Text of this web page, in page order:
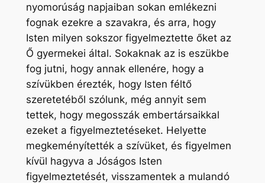
nyomorúság napjaiban sokan emlékezni
fognak ezekre a szavakra, és arra, hogy
Isten milyen sokszor figyelmeztette őket az
Ő gyermekei által. Sokaknak az is eszükbe
fog jutni, hogy annak ellenére, hogy a
szívükben érezték, hogy Isten féltő
szeretetéből szólunk, még annyit sem
tettek, hogy megosszák embertársaikkal
ezeket a figyelmeztetéseket. Helyette
megkeményítették a szívüket, és figyelmen
kívül hagyva a Jóságos Isten
figyelmeztetését, visszamentek a mulandó